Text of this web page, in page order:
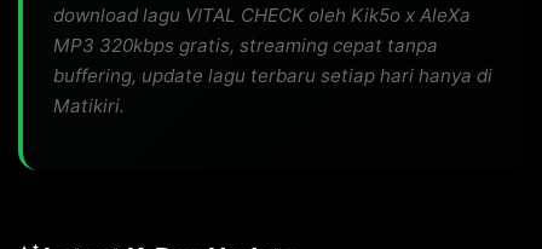
download lagu VITAL CHECK oleh Kik5o x AleXa
MP3 320kbps gratis, streaming cepat tanpa
buffering, update lagu terbaru setiap hari hanya di
Matikiri.